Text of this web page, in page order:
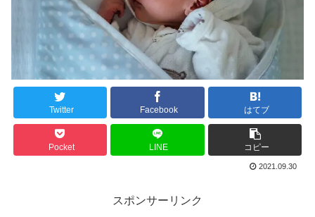
Twitter Facebook はてブ
Pocket LINE コピー
2021.09.30
スポンサーリンク